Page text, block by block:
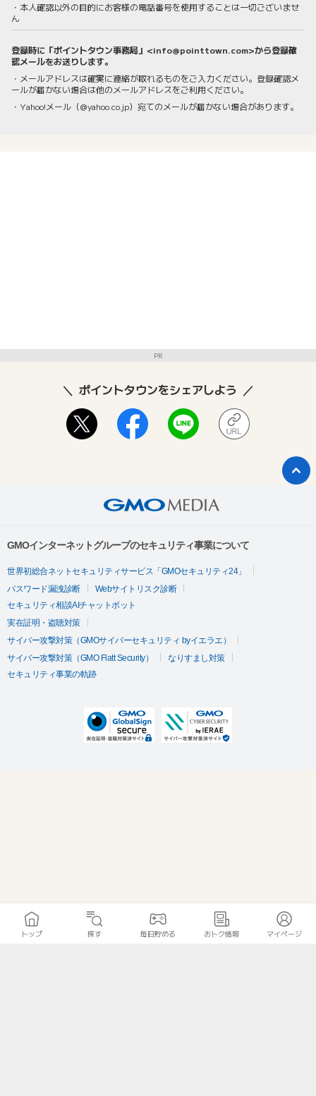
・本人確認以外の目的にお客様の電話番号を使用することは一切ございませ
ん
登録時に「ポイントタウン事務局」<info@pointtown.com>から登録確
認メールをお送りします。
・メールアドレスは確実に連絡が取れるものをご入力ください。登録確認メ
ールが届かない場合は他のメールアドレスをご利用ください。
・Yahoo!メール（@yahoo.co.jp）宛てのメールが届かない場合があります。
PR
ポイントタウンをシェアしよう
GMOインターネットグループのセキュリティ事業について
世界初総合ネットセキュリティサービス「GMOセキュリティ24」
パスワード漏洩診断
Webサイトリスク診断
セキュリティ相談AIチャットボット
実在証明・盗聴対策
サイバー攻撃対策（GMOサイバーセキュリティ byイエラエ）
サイバー攻撃対策（GMO Flatt Security）
なりすまし対策
セキュリティ事業の軌跡
トップ 探す 毎日貯める おトク情報 マイページ